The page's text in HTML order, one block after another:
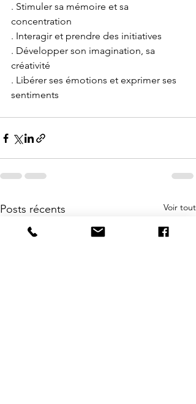
. Stimuler sa mémoire et sa
concentration
. Interagir et prendre des initiatives
. Développer son imagination, sa
créativité
. Libérer ses émotions et exprimer ses
sentiments
Posts récents Voir tout